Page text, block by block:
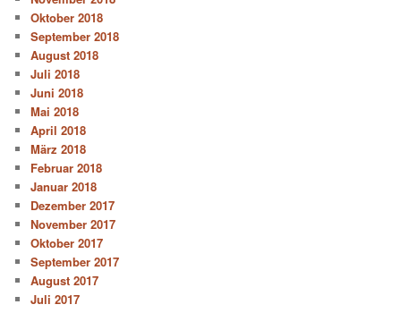
Oktober 2018
September 2018
August 2018
Juli 2018
Juni 2018
Mai 2018
April 2018
März 2018
Februar 2018
Januar 2018
Dezember 2017
November 2017
Oktober 2017
September 2017
August 2017
Juli 2017